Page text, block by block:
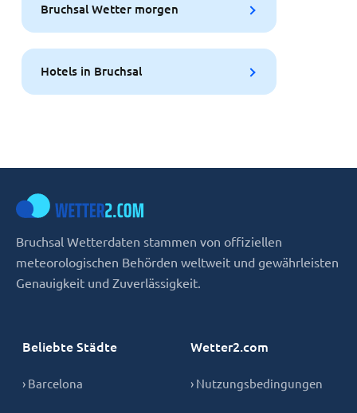
Bruchsal Wetter morgen
Hotels in Bruchsal
Bruchsal Wetterdaten stammen von offiziellen
meteorologischen Behörden weltweit und gewährleisten
Genauigkeit und Zuverlässigkeit.
Beliebte Städte
› Barcelona
Wetter2.com
› Nutzungsbedingungen